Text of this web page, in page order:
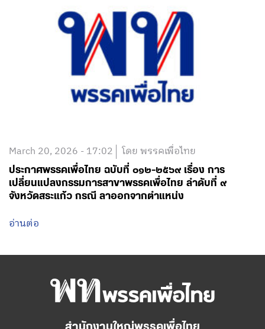
March 20, 2026 - 17:02 โดย พรรคเพื่อไทย
ประกาศพรรคเพื่อไทย ฉบับที่ ๐๑๒-๒๕๖๙ เรื่อง การ
เปลี่ยนแปลงกรรมการสาขาพรรคเพื่อไทย ลำดับที่ ๙
จังหวัดสระแก้ว กรณี ลาออกจากตำแหน่ง
อ่านต่อ